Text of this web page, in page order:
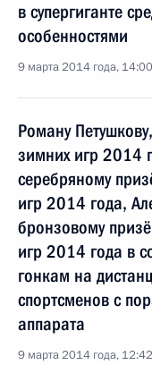
в супергиганте
особенностями
9 марта 2014 года, 14:00
Роману
зимних игр 2014
серебряному
игр 2014 года,
бронзовому
игр 2014 года в
гонкам на
спортсменов с
аппарата
9 марта 2014 года, 12:42